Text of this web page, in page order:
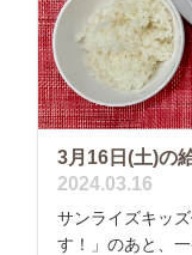
3月16日(土)の
2024.03.16
サンライズキッ
す！」のあと、